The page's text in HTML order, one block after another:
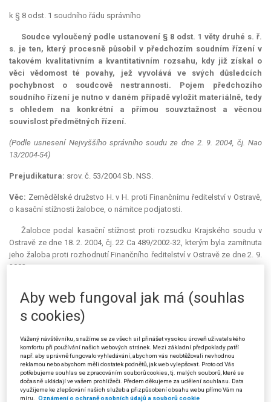
k § 8 odst. 1 soudního řádu správního
Soudce vyloučený podle ustanovení § 8 odst. 1 věty druhé s. ř.
s. je ten, který procesně působil v předchozím soudním řízení v
takovém kvalitativním a kvantitativním rozsahu, kdy již získal o
věci vědomost té povahy, jež vyvolává ve svých důsledcích
pochybnost o soudcově nestrannosti. Pojem předchozího
soudního řízení je nutno v daném případě vyložit materiálně, tedy
s ohledem na konkrétní a přímou souvztažnost a věcnou
souvislost předmětných řízení.
(Podle usnesení Nejvyššího správního soudu ze dne 2. 9. 2004, čj. Nao
13/2004-54)
Prejudikatura: srov. č. 53/2004 Sb. NSS.
Věc: Zemědělské družstvo H. v H. proti Finančnímu ředitelství v Ostravě,
o kasační stížnosti žalobce, o námitce podjatosti.
Žalobce podal kasační stížnost proti rozsudku Krajského soudu v
Ostravě ze dne 18. 2. 2004, čj. 22 Ca 489/2002-32, kterým byla zamítnuta
jeho žaloba proti rozhodnutí Finančního ředitelství v Ostravě ze dne 2. 9.
2002.
Elišky C., kterou odůvodnil tak, že jmenovaná soudkyně rozhodla v této
věci jako předsedkyně senátu Krajského soudu v Ostravě. Ten vydal dne
14. 9. 2001 rozsudek sp. zn. 22 Ca 456/2000, který předcházel rozsudku
napadenému kasační stížností.
Ve svém vyjádření k podané námitce podjatosti uvedla soudkyně
JUDr. Eliška C., že pro její vyloučení z rozhodování ve věci kasační
stížnosti podané žalobcem nejsou splněny zákonné podmínky, neboť se
podílela na projednávání věci v předchozím soudním řízení pouze tím, že
Aby web fungoval jak má (souhlas
s cookies)
Vážený návštěvníku, snažíme se ze všech sil přinášet vysokou úroveň uživatelského
komfortu při používání našich webových stránek. Mezi základní předpoklady patří
např. aby správně fungovalo vyhledávání, abychom vás neobtěžovali nevhodnou
reklamou nebo abychom měli dostatek podnětů, jak web vylepšovat. Proto od Vás
potřebujeme souhlas se zpracováním souborů cookies, tj. malých souborů, které se
dočasně ukládají ve vašem prohlížeči. Předem děkujeme za udělení souhlasu. Data
využijeme ke zlepšování našich služeb a přizpůsobení obsahu webu přímo Vám na
míru.
Oznámení o ochraně osobních údajů a souborů cookie